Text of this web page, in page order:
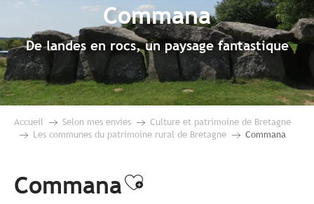
Commana
De landes en rocs, un paysage fantastique
Accueil Selon mes envies
Culture et patrimoine de Bretagne
Les communes du patrimoine rural de Bretagne
Commana
CommanaAjouter aux